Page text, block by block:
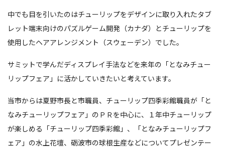
中でも目を引いたのはチューリップをデザインに取り入れたタブ
レット端末向けのパズルゲーム開発（カナダ）とチューリップを
使用したヘアアレンジメント（スウェーデン）でした。
サミットで学んだディスプレイ手法などを来年の「となみチュー
リップフェア」に活かしていきたいと考えています。
当市からは夏野市長と市職員、チューリップ四季彩館職員が「と
なみチューリップフェア」のＰＲを中心に、１年中チューリップ
が楽しめる「チューリップ四季彩館」、「となみチューリップフ
ェア」の水上花壇、砺波市の球根生産などについてプレゼンテー